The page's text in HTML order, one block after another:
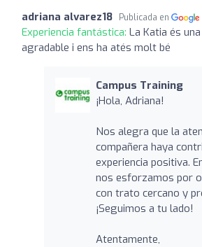
adriana alvarez18 Publicada en
Experiencia fantástica: La Katia és
agradable i ens ha atés molt bé
Campus Training
¡Hola, Adriana!
Nos alegra que la
compañera haya
experiencia positiva.
nos esforzamos por
con trato cercano y
¡Seguimos a tu lado!
Atentamente,